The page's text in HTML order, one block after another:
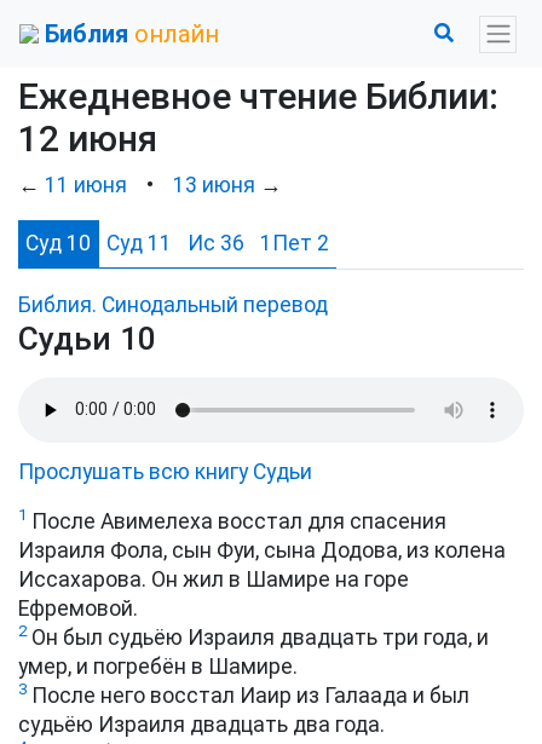
Библия онлайн
Ежедневное чтение Библии:
12 июня
← 11 июня • 13 июня →
Суд 10 Суд 11 Ис 36 1Пет 2
Библия. Синодальный перевод
Судьи 10
Прослушать всю книгу Судьи
1 После Авимелеха восстал для спасения
Израиля Фола, сын Фуи, сына Додова, из колена
Иссахарова. Он жил в Шамире на горе
Ефремовой.
2Он был судьёю Израиля двадцать три года, и
умер, и погребён в Шамире.
3 После него восстал Иаир из Галаада и был
судьёю Израиля двадцать два года.